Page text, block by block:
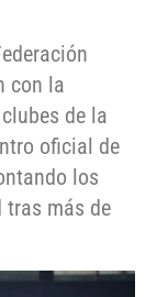
con la
de la
oficial de
los
tras más de